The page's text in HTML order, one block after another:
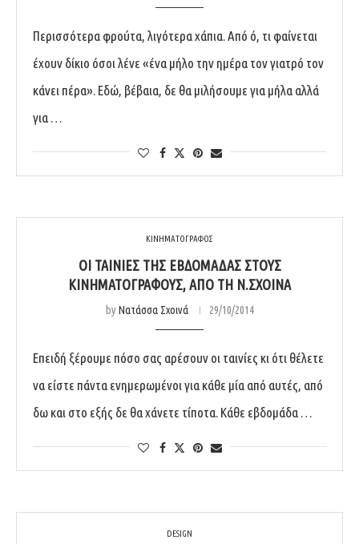
Περισσότερα φρούτα, λιγότερα χάπια. Από ό, τι φαίνεται
έχουν δίκιο όσοι λένε «ένα μήλο την ημέρα τον γιατρό τον
κάνει πέρα». Εδώ, βέβαια, δε θα μιλήσουμε για μήλα αλλά
για …
ΚΙΝΗΜΑΤΟΓΡΑΦΟΣ
ΟΙ ΤΑΙΝΊΕΣ ΤΗΣ ΕΒΔΟΜΆΔΑΣ ΣΤΟΥΣ
ΚΙΝΗΜΑΤΟΓΡΆΦΟΥΣ, ΑΠΌ ΤΗ Ν.ΣΧΟΙΝΆ
byΝατάσσα Σχοινά 29/10/2014
Επειδή ξέρουμε πόσο σας αρέσουν οι ταινίες κι ότι θέλετε
να είστε πάντα ενημερωμένοι για κάθε μία από αυτές, από
δω και στο εξής δε θα χάνετε τίποτα. Κάθε εβδομάδα …
DESIGN